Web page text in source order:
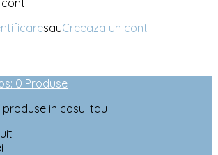
cont
sauCreeaza un cont
: 0 Produse
produse in cosul tau